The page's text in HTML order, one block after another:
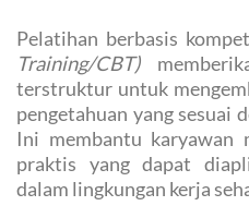
Pelatihan berbasis
Training/CBT)
terstruktur untuk
pengetahuan yang sesuai
Ini membantu karyawan
praktis yang dapat
dalam lingkungan kerja